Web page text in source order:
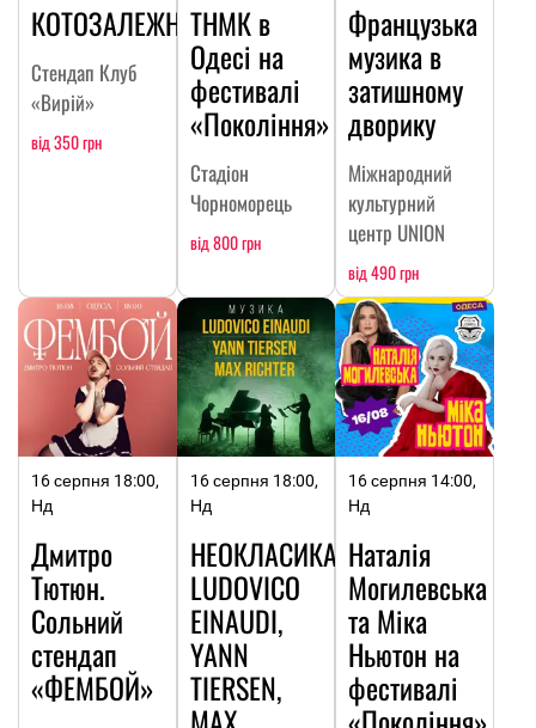
КОТОЗАЛЕЖНІСТЬ
Стендап Клуб
«Вирій»
від 350 грн
ТНМК в
Одесі на
фестивалі
«Покоління»
Стадіон
Чорноморець
від 800 грн
Французька
музика в
затишному
дворику
Міжнародний
культурний
центр UNION
від 490 грн
16 серпня 18:00,
Нд
Дмитро
Тютюн.
Сольний
стендап
«ФЕМБОЙ»
16 серпня 18:00,
Нд
НЕОКЛАСИКА:
LUDOVICO
EINAUDI,
YANN
TIERSEN,
16 серпня 14:00,
Нд
Наталія
Могилевська
та Міка
Ньютон на
фестивалі